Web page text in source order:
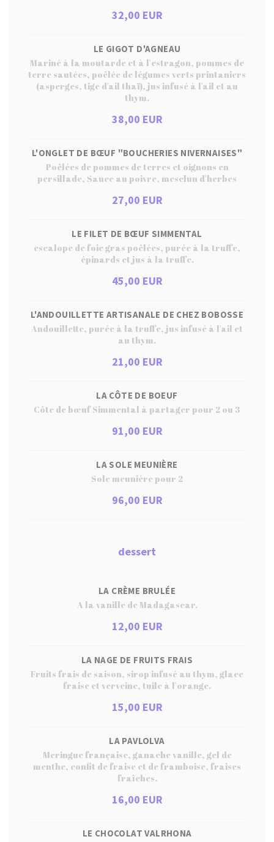
32,00 EUR
LE GIGOT D'AGNEAU
Mariné à la moutarde et à l'estragon, pommes de
terre sautées, poêlée de légumes verts printaniers
(asperges, tige d'ail thaï), jus infusé à l'ail et au
thym.
38,00 EUR
L'ONGLET DE BŒUF "BOUCHERIES NIVERNAISES"
Poêlées de pommes de terres et oignons en
persillade, Sauce au poivre, mesclun d'herbes
27,00 EUR
LE FILET DE BŒUF SIMMENTAL
escalope de foie gras poêlées, purée à la truffe,
épinards et jus à la truffe.
45,00 EUR
L'ANDOUILLETTE ARTISANALE DE CHEZ BOBOSSE
Andouillette, purée à la truffe, jus infusé à l'ail et
au thym.
21,00 EUR
LA CÔTE DE BOEUF
Côte de bœuf Simmental à partager pour 2 ou 3
91,00 EUR
LA SOLE MEUNIÈRE
Sole meunière pour 2
96,00 EUR
dessert
LA CRÈME BRULÉE
A la vanille de Madagascar.
12,00 EUR
LA NAGE DE FRUITS FRAIS
Fruits frais de saison, sirop infusé au thym, glace
fraise et verveine, tuile à l'orange.
15,00 EUR
LA PAVLOLVA
Meringue française, ganache vanille, gel de
menthe, confit de fraise et de framboise, fraises
fraîches.
16,00 EUR
LE CHOCOLAT VALRHONA